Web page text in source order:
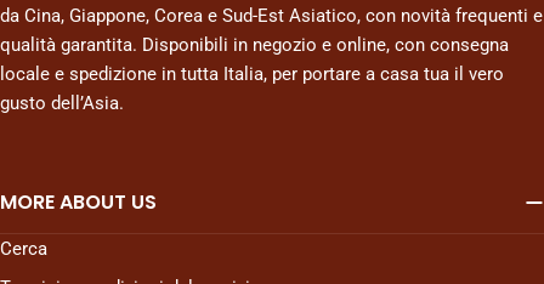
da Cina, Giappone, Corea e Sud-Est Asiatico, con novità frequenti e
qualità garantita. Disponibili in negozio e online, con consegna
locale e spedizione in tutta Italia, per portare a casa tua il vero
gusto dell’Asia.
MORE ABOUT US
Cerca